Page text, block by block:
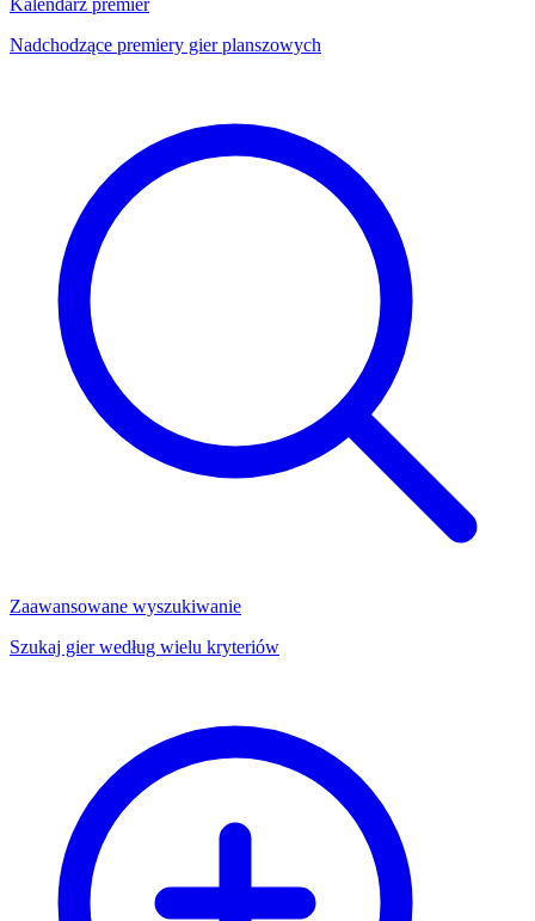
Kalendarz premier
Nadchodzące premiery gier planszowych
Zaawansowane wyszukiwanie
Szukaj gier według wielu kryteriów